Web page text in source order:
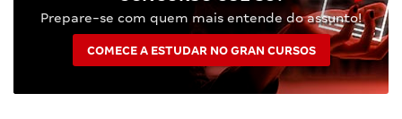
Prepare-se com quem mais entende do assunto!
COMECE A ESTUDAR NO GRAN CURSOS